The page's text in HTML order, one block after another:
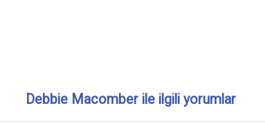
Debbie Macomber ile ilgili yorumlar